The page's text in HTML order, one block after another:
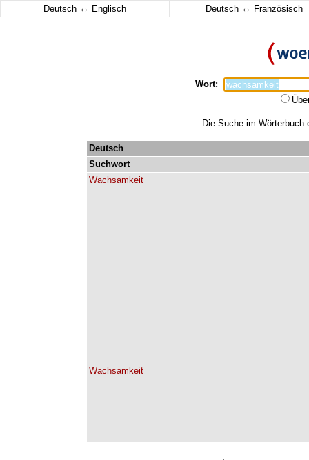
Deutsch ↔ Englisch Deutsch ↔ Französisch
Wort:
Die Suche im
Deutsch
Suchwort
Wachsamkeit
Wachsamkeit